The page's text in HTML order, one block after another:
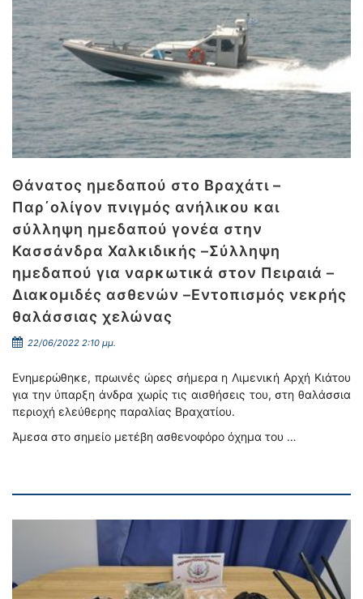
Θάνατος ημεδαπού στο Βραχάτι –
Παρ΄ολίγον πνιγμός ανήλικου και
σύλληψη ημεδαπού γονέα στην
Κασσάνδρα Χαλκιδικής –Σύλληψη
ημεδαπού για ναρκωτικά στον Πειραιά –
Διακομιδές ασθενών –Εντοπισμός νεκρής
θαλάσσιας χελώνας
22/06/2022 2:10 μμ.
Ενημερώθηκε, πρωινές ώρες σήμερα η Λιμενική Αρχή Κιάτου
για την ύπαρξη άνδρα χωρίς τις αισθήσεις του, στη θαλάσσια
περιοχή ελεύθερης παραλίας Βραχατίου.
Άμεσα στο σημείο μετέβη ασθενοφόρο όχημα του …